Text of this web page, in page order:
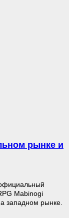
рынке и
Mabinogi
западном рынке.